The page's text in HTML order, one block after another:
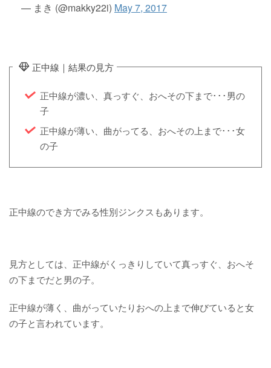
— まき (@makky22i) May 7, 2017
正中線｜結果の見方
正中線が濃い、真っすぐ、おへその下まで･･･男の
子
正中線が薄い、曲がってる、おへその上まで･･･女
の子
正中線のでき方でみる性別ジンクスもあります。
見方としては、正中線がくっきりしていて真っすぐ、おへそ
の下までだと男の子。
正中線が薄く、曲がっていたりおへの上まで伸びていると女
の子と言われています。